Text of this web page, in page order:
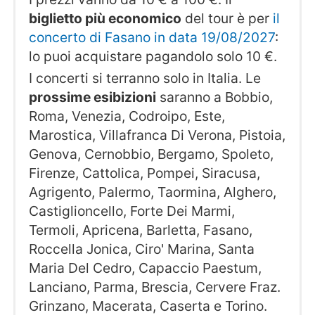
biglietto più economico del tour è per il
concerto di Fasano in data 19/08/2027:
lo puoi acquistare pagandolo solo 10 €.
I concerti si terranno solo in Italia. Le
prossime esibizioni saranno a Bobbio,
Roma, Venezia, Codroipo, Este,
Marostica, Villafranca Di Verona, Pistoia,
Genova, Cernobbio, Bergamo, Spoleto,
Firenze, Cattolica, Pompei, Siracusa,
Agrigento, Palermo, Taormina, Alghero,
Castiglioncello, Forte Dei Marmi,
Termoli, Apricena, Barletta, Fasano,
Roccella Jonica, Ciro' Marina, Santa
Maria Del Cedro, Capaccio Paestum,
Lanciano, Parma, Brescia, Cervere Fraz.
Grinzano, Macerata, Caserta e Torino.